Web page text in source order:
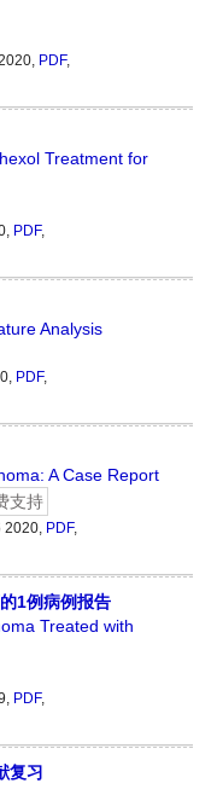
PDF,
Treatment for
PDF,
Analysis
PDF,
A Case Report
支持
2020, PDF,
1例病例报告
Treated with
PDF,
复习